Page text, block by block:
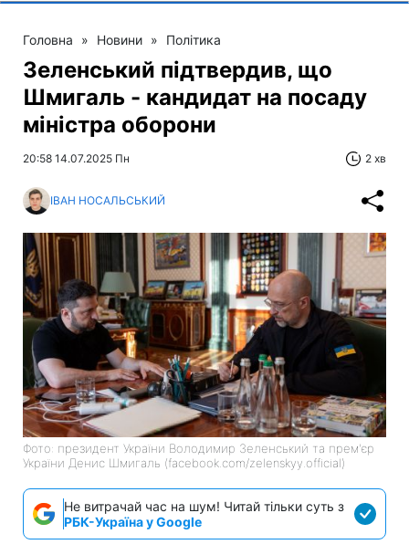
Головна » Новини » Політика
Зеленський підтвердив, що
Шмигаль - кандидат на посаду
міністра оборони
20:58 14.07.2025 Пн 2 хв
ІВАН НОСАЛЬСЬКИЙ
Фото: президент України Володимир Зеленський та прем'єр
України Денис Шмигаль (facebook.com/zelenskyy.official)
Не витрачай час на шум! Читай тільки суть з
РБК-Україна у Google